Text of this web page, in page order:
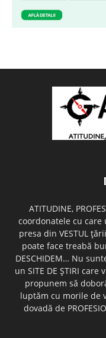
ATITUDINE,
coordonatele cu
presa din VESTUL
poate face treabă
DESCHIDEM… Nu
un SITE DE ŞTIRI care
propunem să
luptăm cu morile de
dovadă de